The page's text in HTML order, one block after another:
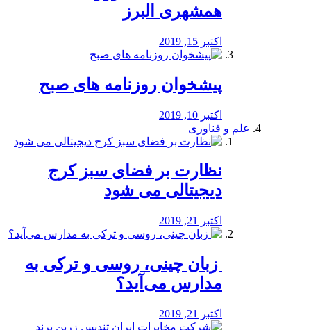
همشهری البرز
اکتبر 15, 2019
پیشخوان روزنامه های صبح
اکتبر 10, 2019
علم و فناوری
نظارت بر فضای سبز کرج
دیجیتالی می شود
اکتبر 21, 2019
️ زبان چینی، روسی و ترکی به
مدارس می‌آید؟
اکتبر 21, 2019